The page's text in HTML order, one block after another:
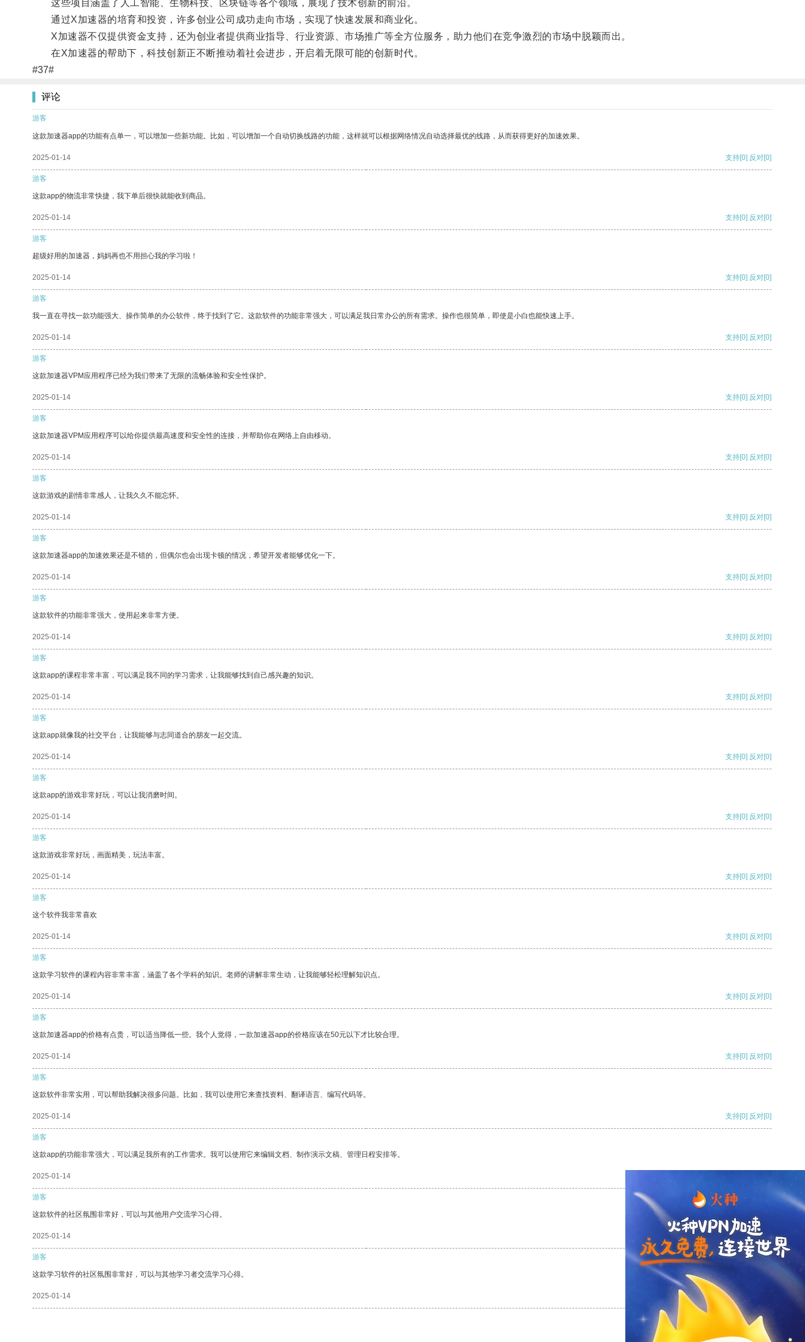
这些项目涵盖了人工智能、生物科技、区块链等各个领域，展现了技术创新的前沿。
通过X加速器的培育和投资，许多创业公司成功走向市场，实现了快速发展和商业化。
X加速器不仅提供资金支持，还为创业者提供商业指导、行业资源、市场推广等全方位服务，助力他们在竞争激烈的市场中脱颖而出。
在X加速器的帮助下，科技创新正不断推动着社会进步，开启着无限可能的创新时代。
#37#
评论
游客
这款加速器app的功能有点单一，可以增加一些新功能。比如，可以增加一个自动切换线路的功能，这样就可以根据网络情况自动选择最优的线路，从而获得更好的加速效果。
2025-01-14 支持[0] 反对[0]
游客
这款app的物流非常快捷，我下单后很快就能收到商品。
2025-01-14 支持[0] 反对[0]
游客
超级好用的加速器，妈妈再也不用担心我的学习啦！
2025-01-14 支持[0] 反对[0]
游客
我一直在寻找一款功能强大、操作简单的办公软件，终于找到了它。这款软件的功能非常强大，可以满足我日常办公的所有需求。操作也很简单，即使是小白也能快速上手。
2025-01-14 支持[0] 反对[0]
游客
这款加速器VPM应用程序已经为我们带来了无限的流畅体验和安全性保护。
2025-01-14 支持[0] 反对[0]
游客
这款加速器VPM应用程序可以给你提供最高速度和安全性的连接，并帮助你在网络上自由移动。
2025-01-14 支持[0] 反对[0]
游客
这款游戏的剧情非常感人，让我久久不能忘怀。
2025-01-14 支持[0] 反对[0]
游客
这款加速器app的加速效果还是不错的，但偶尔也会出现卡顿的情况，希望开发者能够优化一下。
2025-01-14 支持[0] 反对[0]
游客
这款软件的功能非常强大，使用起来非常方便。
2025-01-14 支持[0] 反对[0]
游客
这款app的课程非常丰富，可以满足我不同的学习需求，让我能够找到自己感兴趣的知识。
2025-01-14 支持[0] 反对[0]
游客
这款app就像我的社交平台，让我能够与志同道合的朋友一起交流。
2025-01-14 支持[0] 反对[0]
游客
这款app的游戏非常好玩，可以让我消磨时间。
2025-01-14 支持[0] 反对[0]
游客
这款游戏非常好玩，画面精美，玩法丰富。
2025-01-14 支持[0] 反对[0]
游客
这个软件我非常喜欢
2025-01-14 支持[0] 反对[0]
游客
这款学习软件的课程内容非常丰富，涵盖了各个学科的知识。老师的讲解非常生动，让我能够轻松理解知识点。
2025-01-14 支持[0] 反对[0]
游客
这款加速器app的价格有点贵，可以适当降低一些。我个人觉得，一款加速器app的价格应该在50元以下才比较合理。
2025-01-14 支持[0] 反对[0]
游客
这款软件非常实用，可以帮助我解决很多问题。比如，我可以使用它来查找资料、翻译语言、编写代码等。
2025-01-14 支持[0] 反对[0]
游客
这款app的功能非常强大，可以满足我所有的工作需求。我可以使用它来编辑文档、制作演示文稿、管理日程安排等。
2025-01-14
游客
这款软件的社区氛围非常好，可以与其他用户交流学习心得。
2025-01-14 支持 [0] 反对 [0]
游客
这款学习软件的社区氛围非常好，可以与其他学习者交流学习心得。
2025-01-14 支持